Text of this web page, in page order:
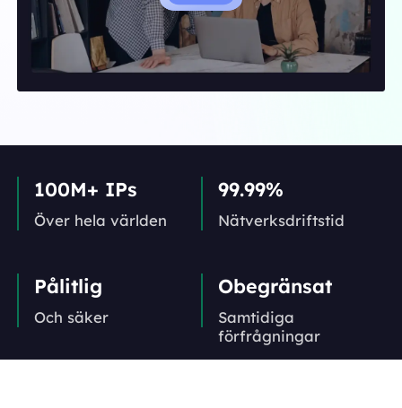
100M+ IPs
Över hela världen
99.99%
Nätverks­driftstid
Pålitlig
Och säker
Obegränsat
Samtidiga
förfrågningar